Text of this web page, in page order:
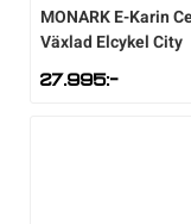
MONARKE-Karin
Växlad Elcykel City
27.995:-